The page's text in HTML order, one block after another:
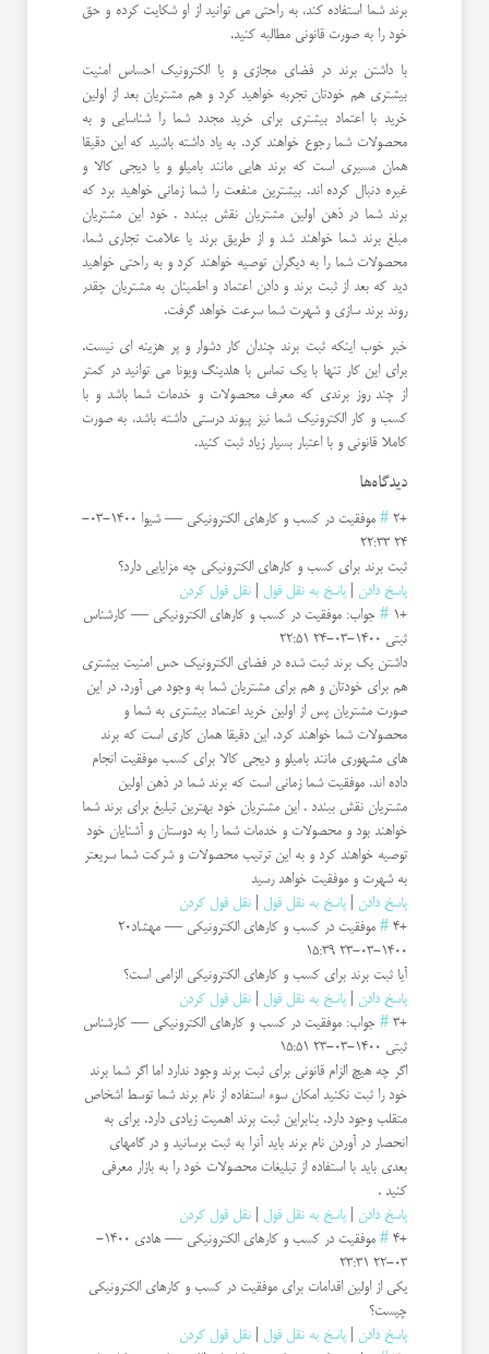
برند شما استفاده کند، به راحتی می توانید از او شکایت کرده و حق
خود را به صورت قانونی مطالبه کنید.
با داشتن برند در فضای مجازی و یا الکترونیک احساس امنیت
بیشتری هم خودتان تجربه خواهید کرد و هم مشتریان بعد از اولین
خرید با اعتماد بیشتری برای خرید مجدد شما را شناسایی و به
محصولات شما رجوع خواهند کرد. به یاد داشته باشید که این دقیقا
همان مسیری است که برند هایی مانند بامیلو و یا دیجی کالا و
غیره دنبال کرده اند. بیشترین منفعت را شما زمانی خواهید برد که
برند شما در ذهن اولین مشتریان نقش ببندد . خود این مشتریان
مبلغ برند شما خواهند شد و از طریق برند یا علامت تجاری شما،
محصولات شما را به دیگران توصیه خواهند کرد و به راحتی خواهید
دید که بعد از ثبت برند و دادن اعتماد و اطمینان به مشتریان چقدر
روند برند سازی و شهرت شما سرعت خواهد گرفت.
خبر خوب اینکه ثبت برند چندان کار دشوار و پر هزینه ای نیست.
برای این کار تنها با یک تماس با هلدینگ ویونا می توانید در کمتر
از چند روز برندی که معرف محصولات و خدمات شما باشد و با
کسب و کار الکترونیک شما نیز پیوند درستی داشته باشد، به صورت
کاملا قانونی و با اعتبار بسیار زیاد ثبت کنید.
دیدگاه‌ها
+2
# موفقیت در کسب و کارهای الکترونیکی —شیوا
1400-03-
24 22:33
ثبت برند برای کسب و کارهای الکترونیکی چه مزایایی دارد؟
پاسخ دادن
پاسخ به نقل قول
نقل قول کردن
+1
# جواب: موفقیت در کسب و کارهای الکترونیکی — کارشناس
ثبتی 1400-03-24 22:51
داشتن یک برند ثبت شده در فضای الکترونیک حس امنیت بیشتری
هم برای خودتان و هم برای مشتریان شما به وجود می آورد. در این
صورت مشتریان پس از اولین خرید اعتماد بیشتری به شما و
محصولات شما خواهند کرد. این دقیقا همان کاری است که برند
های مشهوری مانند بامیلو و دیجی کالا برای کسب موفقیت انجام
داده اند. موفقیت شما زمانی است که برند شما در ذهن اولین
مشتریان نقش ببندد . این مشتریان خود بهترین تبلیغ برای برند شما
خواهند بود و محصولات و خدمات شما را به دوستان و آشنایان خود
توصیه خواهند کرد و به این ترتیب محصولات و شرکت شما سریعتر
به شهرت و موفقیت خواهد رسید
پاسخ دادن
پاسخ به نقل قول
نقل قول کردن
+4
# موفقیت در کسب و کارهای الکترونیکی — مهشاد20
1400-03-23 15:39
آیا ثبت برند برای کسب و کارهای الکترونیکی الزامی است؟
پاسخ دادن
پاسخ به نقل قول
نقل قول کردن
+3
# جواب: موفقیت در کسب و کارهای الکترونیکی — کارشناس
ثبتی 1400-03-23 15:51
اگر چه هیچ الزام قانونی برای ثبت برند وجود ندارد اما اگر شما برند
خود را ثبت نکنید امکان سوء استفاده از نام برند شما توسط اشخاص
متقلب وجود دارد. بنابراین ثبت برند اهمیت زیادی دارد. برای به
انحصار در آوردن نام برند باید آنرا به ثبت برسانید و در گامهای
بعدی باید با استفاده از تبلیغات محصولات خود را به بازار معرفی
کنید .
پاسخ دادن
پاسخ به نقل قول
نقل قول کردن
+4
# موفقیت در کسب و کارهای الکترونیکی — هادی
1400-
03-22 23:31
یکی از اولین اقدامات برای موفقیت در کسب و کارهای الکترونیکی
چیست؟
پاسخ دادن
پاسخ به نقل قول
نقل قول کردن